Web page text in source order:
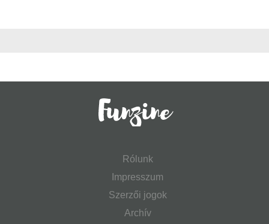
Rólunk
Impresszum
Szerzői jogok
Archív